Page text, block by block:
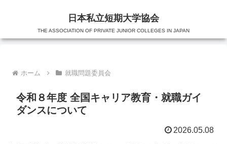
日本私立短期大学協会
THE ASSOCIATION OF PRIVATE JUNIOR COLLEGES IN JAPAN
ホーム 就職問題委員会
令和８年度 全国キャリア教育・就職ガイ
ダンスについて
2026.05.08